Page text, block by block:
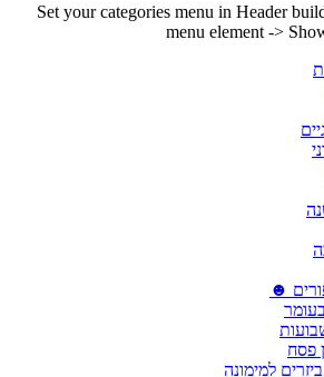
Set your categories menu in Header
menu element ->
☻
פסח
למימונה